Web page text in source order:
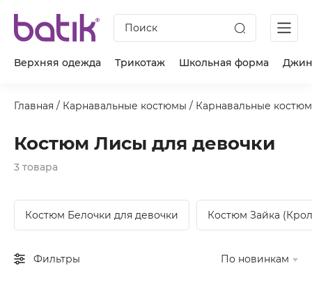
Поиск
Верхняя одежда Трикотаж Школьная форма
Главная / Карнавальные костюмы / Карнавальные
Костюм Лисы для девочки
3 товара
Костюм Белочки для девочки Костюм Зайка
Фильтры По новинкам